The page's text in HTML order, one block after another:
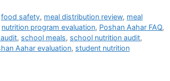
food safety, meal distribution review, meal
nutrition program evaluation, Poshan Aahar FAQ,
, school meals, school nutrition audit,
Aahar evaluation, student nutrition